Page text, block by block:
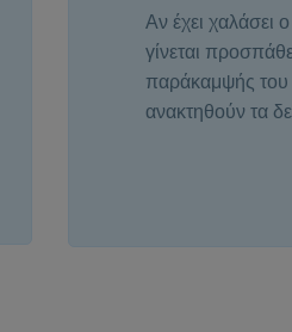
Αν έχει χαλάσει
γίνεται
παράκαμψής
ανακτηθούν τα